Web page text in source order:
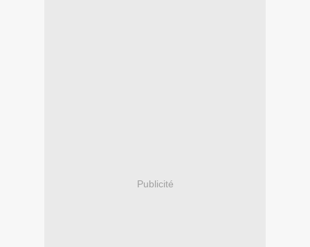
Publicité